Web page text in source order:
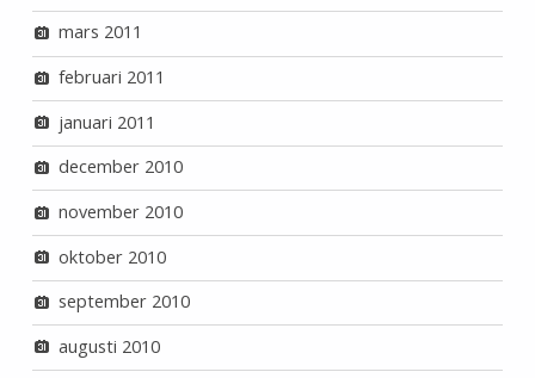
mars 2011
februari 2011
januari 2011
december 2010
november 2010
oktober 2010
september 2010
augusti 2010